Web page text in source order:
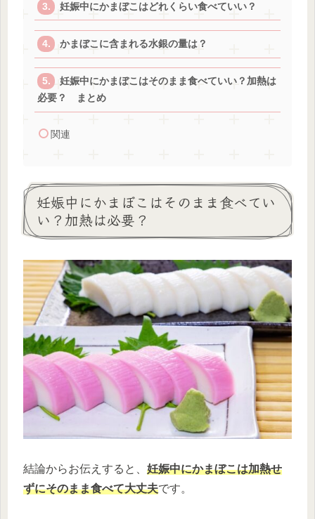
妊娠中にかまぼこはどれくらい食べていい？
かまぼこに含まれる水銀の量は？
妊娠中にかまぼこはそのまま食べていい？加熱は
必要？ まとめ
関連
妊娠中にかまぼこはそのまま食べてい
い？加熱は必要？
結論からお伝えすると、 妊娠中にかまぼこは加熱せ
ずにそのまま食べて大丈夫です。